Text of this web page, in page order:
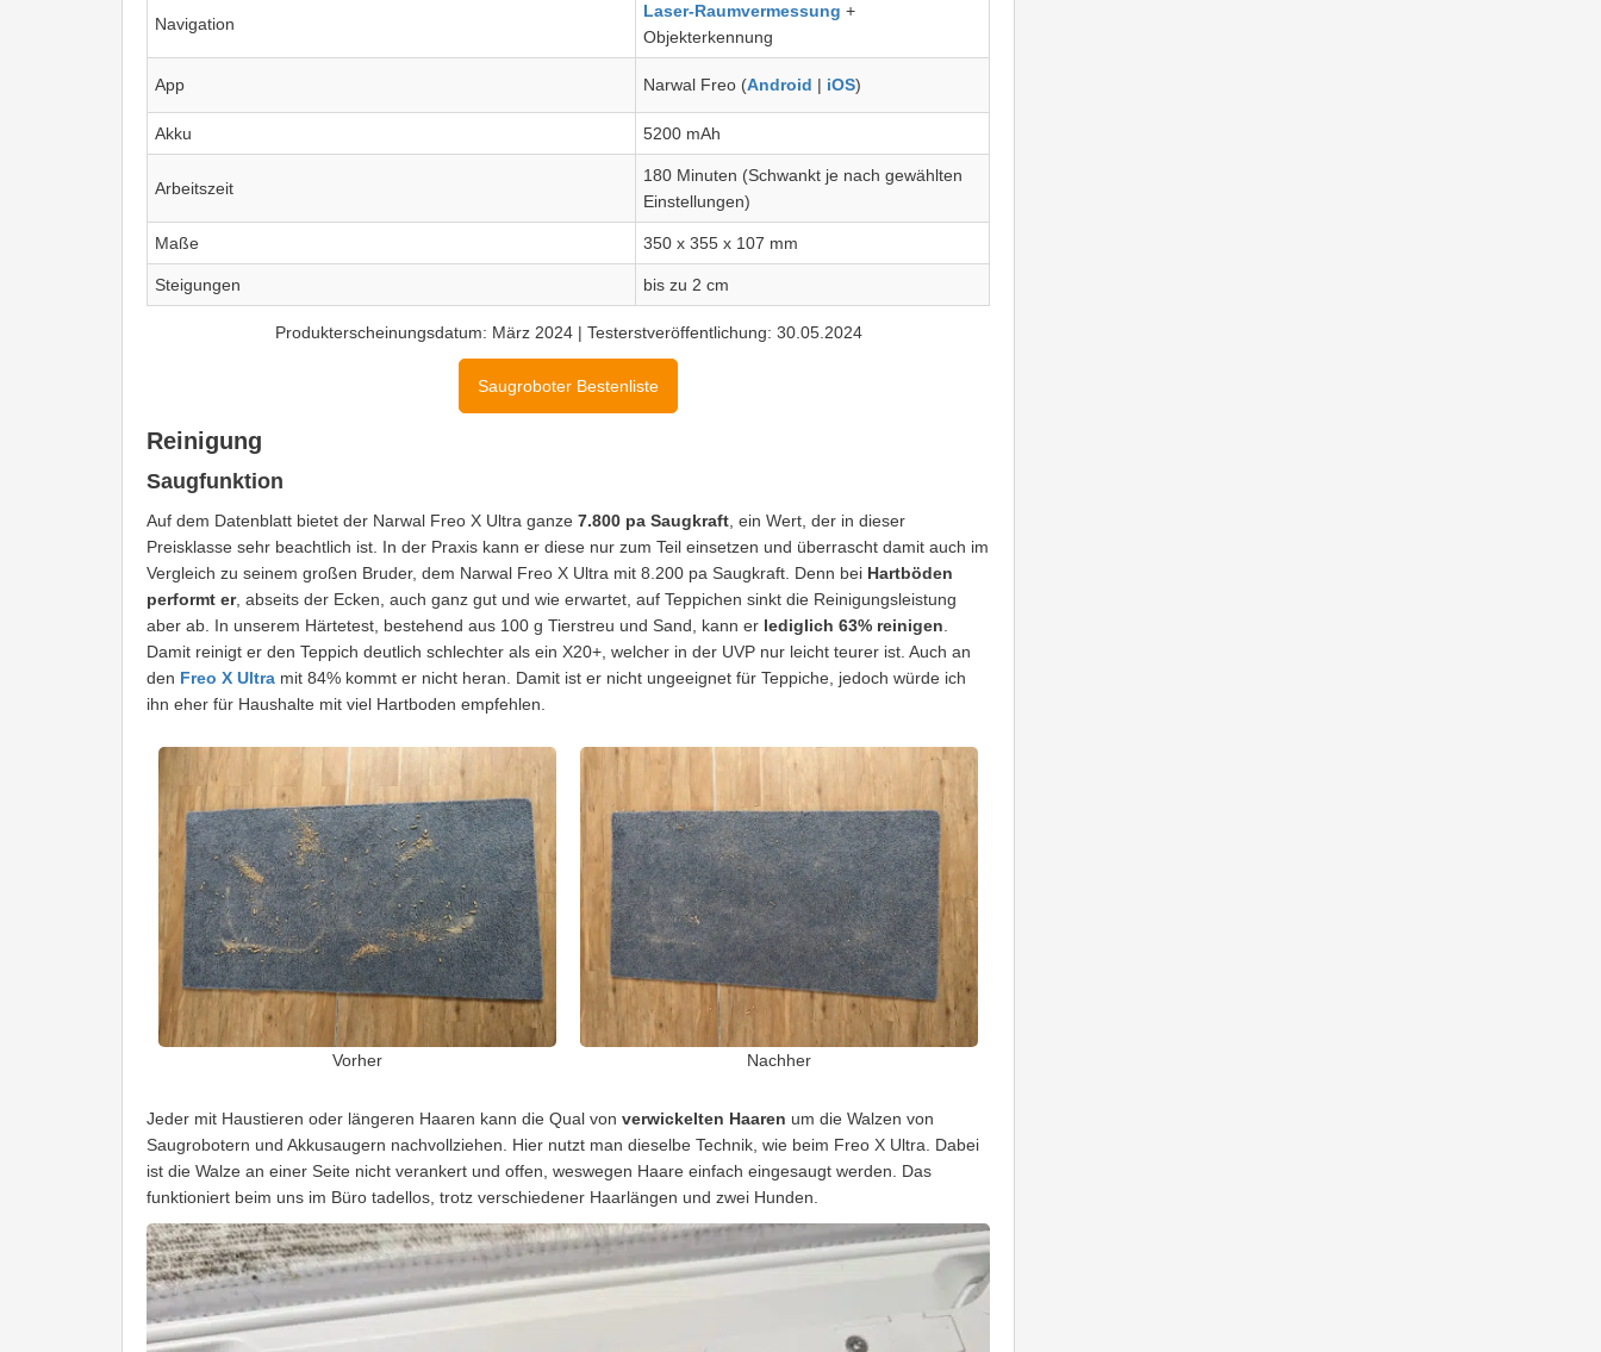
Navigation
Laser-Raumvermessung +
Objekterkennung
App Narwal Freo (Android | iOS)
Akku 5200 mAh
Arbeitszeit
180 Minuten (Schwankt je nach gewählten
Einstellungen)
Maße 350 x 355 x 107 mm
Steigungen bis zu 2 cm
Produkterscheinungsdatum: März 2024 | Testerstveröffentlichung: 30.05.2024
Saugroboter Bestenliste
Reinigung
Saugfunktion
Auf dem Datenblatt bietet der Narwal Freo X Ultra ganze 7.800 pa Saugkraft, ein Wert, der in dieser
Preisklasse sehr beachtlich ist. In der Praxis kann er diese nur zum Teil einsetzen und überrascht damit auch im
Vergleich zu seinem großen Bruder, dem Narwal Freo X Ultra mit 8.200 pa Saugkraft. Denn bei Hartböden
performt er, abseits der Ecken, auch ganz gut und wie erwartet, auf Teppichen sinkt die Reinigungsleistung
aber ab. In unserem Härtetest, bestehend aus 100 g Tierstreu und Sand, kann er lediglich 63% reinigen.
Damit reinigt er den Teppich deutlich schlechter als ein X20+, welcher in der UVP nur leicht teurer ist. Auch an
den Freo X Ultra mit 84% kommt er nicht heran. Damit ist er nicht ungeeignet für Teppiche, jedoch würde ich
ihn eher für Haushalte mit viel Hartboden empfehlen.
Vorher Nachher
Jeder mit Haustieren oder längeren Haaren kann die Qual von verwickelten Haaren um die Walzen von
Saugrobotern und Akkusaugern nachvollziehen. Hier nutzt man dieselbe Technik, wie beim Freo X Ultra. Dabei
ist die Walze an einer Seite nicht verankert und offen, weswegen Haare einfach eingesaugt werden. Das
funktioniert beim uns im Büro tadellos, trotz verschiedener Haarlängen und zwei Hunden.